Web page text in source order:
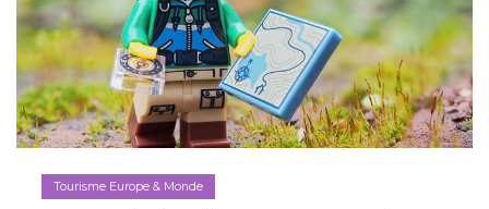
Tourisme Europe & Monde